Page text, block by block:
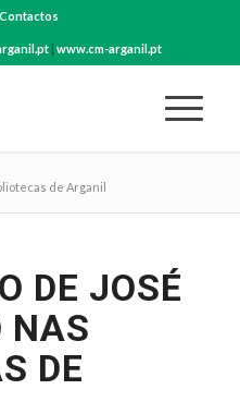
Contactos
| www.cm-arganil.pt
de Arganil
DE JOSÉ
NAS
DE